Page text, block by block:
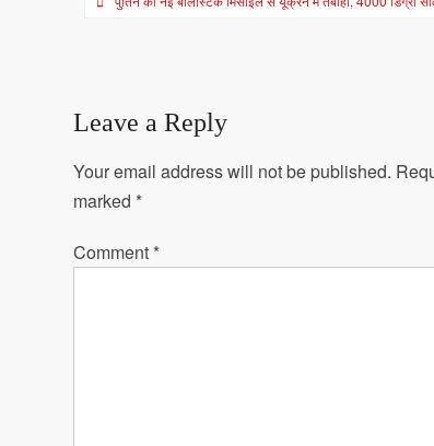
Leave a Reply
Your email address will not be published.
marked *
Comment *